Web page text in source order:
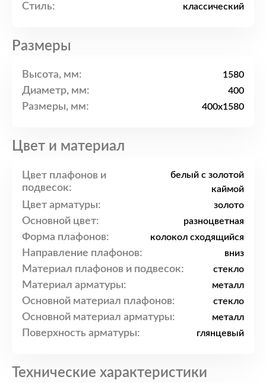
Стиль: классический
Размеры
Высота, мм: 1580
Диаметр, мм: 400
Размеры, мм: 400x1580
Цвет и материал
Цвет плафонов и
подвесок:
белый с золотой
каймой
Цвет арматуры: золото
Основной цвет: разноцветная
Форма плафонов: колокол сходящийся
Направление плафонов: вниз
Материал плафонов и подвесок: стекло
Материал арматуры: металл
Основной материал плафонов: стекло
Основной материал арматуры: металл
Поверхность арматуры: глянцевый
Технические характеристики